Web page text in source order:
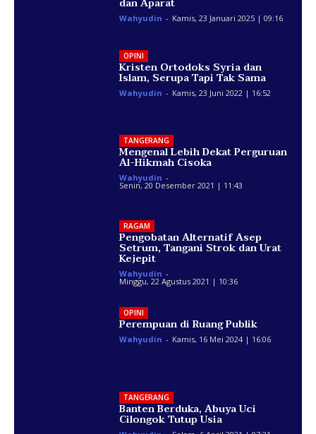
dan Aparat
Wahyudin - Kamis, 23 Januari 2025 | 09:16
OPINI
Kristen Ortodoks Syria dan
Islam, Serupa Tapi Tak Sama
Wahyudin - Kamis, 23 Juni 2022 | 16:52
TANGERANG
Mengenal Lebih Dekat Perguruan
Al-Hikmah Cisoka
Wahyudin -
Senin, 20 Desember 2021 | 11:43
RAGAM
Pengobatan Alternatif Asep
Setrum, Tangani Strok dan Urat
Kejepit
Wahyudin -
Minggu, 22 Agustus 2021 | 10:36
OPINI
Perempuan di Ruang Publik
Wahyudin - Kamis, 16 Mei 2024 | 16:06
TANGERANG
Banten Berduka, Abuya Uci
Cilongok Tutup Usia